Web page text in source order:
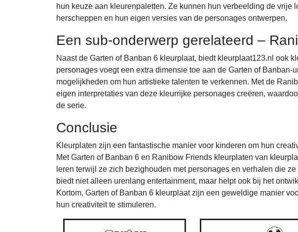
hun keuze aan kleurenpaletten. Ze kunnen hun verbeelding de vrije
herscheppen en hun eigen versies van de personages ontwerpen.
Een sub-onderwerp gerelateerd –
Naast de Garten of Banban 6 kleurplaat, biedt kleurplaat123.nl ook
personages voegt een extra dimensie toe aan de Garten of Banban-
mogelijkheden om hun artistieke talenten te verkennen. Met de
eigen interpretaties van deze kleurrijke personages creëren,
de serie.
Conclusie
Kleurplaten zijn een fantastische manier voor kinderen om hun
Met Garten of Banban 6 en Ranibow Friends kleurplaten van
leren terwijl ze zich bezighouden met personages en verhalen die
biedt niet alleen urenlang entertainment, maar helpt ook bij het
Kortom, Garten of Banban 6 kleurplaat zijn een geweldige manier
hun creativiteit te stimuleren.